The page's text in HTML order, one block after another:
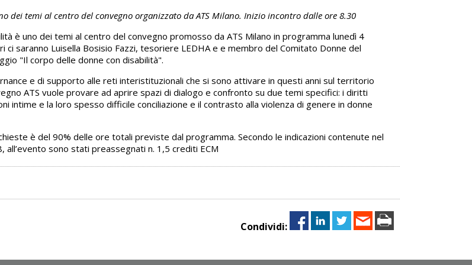
dei temi al centro del convegno organizzato da ATS Milano. Inizio incontro dalle ore 8.30
è uno dei temi al centro del convegno promosso da ATS Milano in programma lunedì 4
ci saranno Luisella Bosisio Fazzi, tesoriere LEDHA e e membro del Comitato Donne del
"Il corpo delle donne con disabilità".
e di supporto alle reti interistituzionali che si sono attivare in questi anni sul territorio
ATS vuole provare ad aprire spazi di dialogo e confronto su due temi specifici: i diritti
intime e la loro spesso difficile conciliazione e il contrasto alla violenza di genere in donne
è del 90% delle ore totali previste dal programma. Secondo le indicazioni contenute nel
sono stati preassegnati n. 1,5 crediti ECM
Condividi: